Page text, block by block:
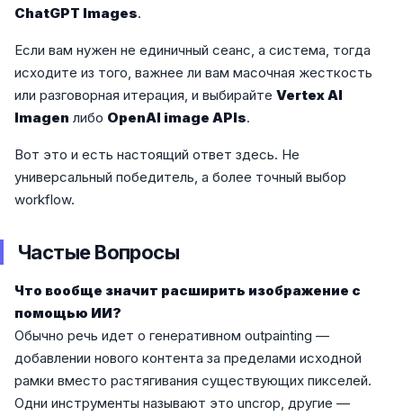
ChatGPT Images.
Если вам нужен не единичный сеанс, а система, тогда
исходите из того, важнее ли вам масочная жесткость
или разговорная итерация, и выбирайте Vertex AI
Imagen либо OpenAI image APIs.
Вот это и есть настоящий ответ здесь. Не
универсальный победитель, а более точный выбор
workflow.
Частые Вопросы
Что вообще значит расширить изображение с
помощью ИИ?
Обычно речь идет о генеративном outpainting —
добавлении нового контента за пределами исходной
рамки вместо растягивания существующих пикселей.
Одни инструменты называют это uncrop, другие —